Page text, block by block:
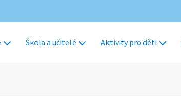
Škola a učitelé Aktivity pro děti